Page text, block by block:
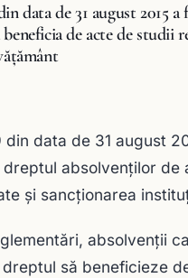
data de 31 august
de acte de studii
din data de 31 august
absolvenţilor
şi sancţionarea
absolvenții
să beneficieze